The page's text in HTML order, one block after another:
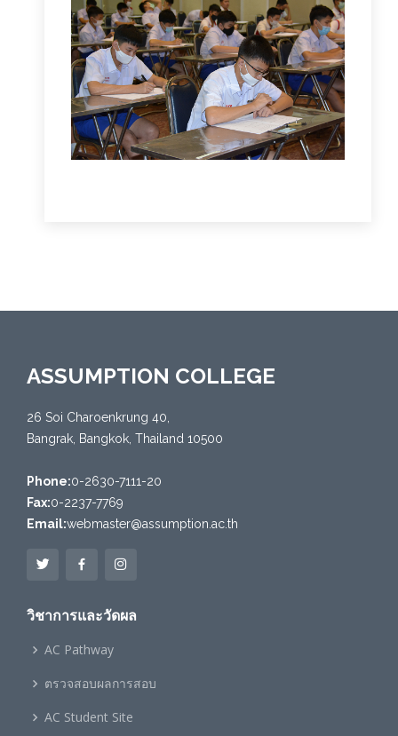
ASSUMPTION COLLEGE
26 Soi Charoenkrung 40,
Bangrak, Bangkok, Thailand 10500
Phone:0-2630-7111-20
Fax:0-2237-7769
Email:webmaster@assumption.ac.th
วิชาการและวัดผล
AC Pathway
ตรวจสอบผลการสอบ
AC Student Site